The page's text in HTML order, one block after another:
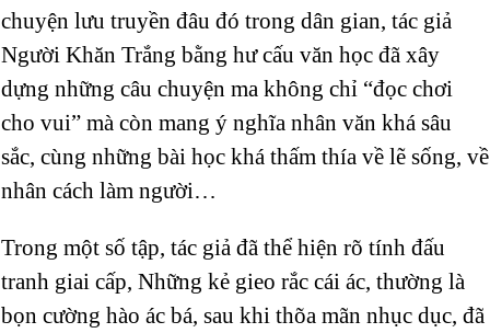
chuyện lưu truyền đâu đó trong dân gian, tác giả
Người Khăn Trắng bằng hư cấu văn học đã xây
dựng những câu chuyện ma không chỉ “đọc chơi
cho vui” mà còn mang ý nghĩa nhân văn khá sâu
sắc, cùng những bài học khá thấm thía về lẽ sống, về
nhân cách làm người…
Trong một số tập, tác giả đã thể hiện rõ tính đấu
tranh giai cấp, Những kẻ gieo rắc cái ác, thường là
bọn cường hào ác bá, sau khi thõa mãn nhục dục, đã